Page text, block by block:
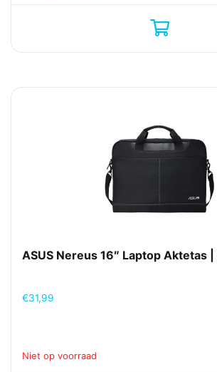
ASUS Nereus 16″ Laptop Aktetas
€31,99
Niet op voorraad